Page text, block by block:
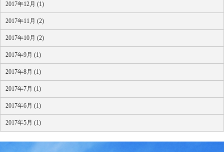
2017年12月 (1)
2017年11月 (2)
2017年10月 (2)
2017年9月 (1)
2017年8月 (1)
2017年7月 (1)
2017年6月 (1)
2017年5月 (1)